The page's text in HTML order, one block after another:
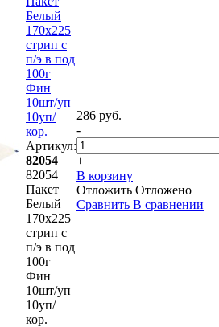
Белый
170х225
стрип с
п/э в под
100г
Фин
10шт/уп
10уп/
кор.
Артикул:
82054
82054
Пакет
Белый
170х225
стрип с
п/э в под
100г
Фин
10шт/уп
10уп/
кор.
286 руб.
-
+
В корзину
Отложить Отложено
Сравнить В сравнении